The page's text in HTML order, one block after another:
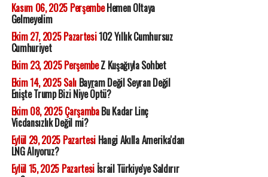
Kasım 06, 2025 PerşembeHemen Oltaya
Gelmeyelim
Ekim 27, 2025 Pazartesi102 Yıllık Cumhursuz
Cumhuriyet
Ekim 23, 2025 PerşembeZ Kuşağıyla Sohbet
Ekim 14, 2025 SalıBayram Değil Seyran Değil
Enişte Trump Bizi Niye Öptü?
Ekim 08, 2025 ÇarşambaBu Kadar Linç
Vicdansızlık Değil mi?
Eylül 29, 2025 PazartesiHangi Akılla Amerika'dan
LNG Alıyoruz?
Eylül 15, 2025 Pazartesiİsrail Türkiye'ye Saldırır